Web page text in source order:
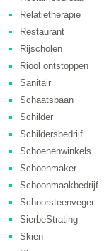
Relatietherapie
Restaurant
Rijscholen
Riool ontstoppen
Sanitair
Schaatsbaan
Schilder
Schildersbedrijf
Schoenenwinkels
Schoenmaker
Schoonmaakbedrijf
Schoorsteenveger
SierbeStrating
Skien